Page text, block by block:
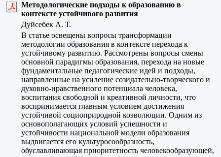
Методологические подходы к образованию в
контексте устойчивого развития
Дуйсебек А. Т.
В статье освещены вопросы трансформации
методологии образования в контексте перехода к
устойчивому развитию. Рассмотрены вопросы смены
основной парадигмы образования, перехода на новые
фундаментальные педагогические идей и подходы,
направленные на усиление созидательно-творческого и
духовно-нравственного потенциала человека,
воспитания свободной и креативной личности, что
воспринимается главным условием достижения
устойчивой социоприродной коэволюции. Одним из
основополагающих условий успешности и
устойчивости национальной модели образования
выдвигается его культуросообразность,
обуславливающая приоритетность человекообразующей,